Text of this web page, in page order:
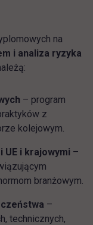
na
i analiza ryzyka
– program
z
kolejowym.
UE i krajowymi –
branżowym.
–
technicznych,